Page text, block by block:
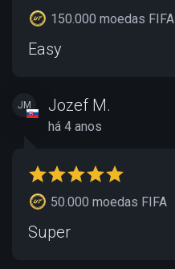
150.000 moedas FIFA
Easy
JM Jozef M.
há 4 anos
50.000 moedas FIFA
Super